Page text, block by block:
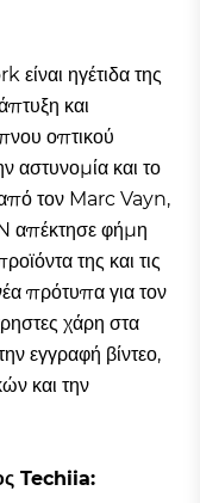
ηγέτιδα της
και
οπτικού
αστυνομία και το
από τον Marc Vayn,
απέκτησε φήμη
της και τις
πρότυπα για τον
χάρη στα
εγγραφή βίντεο,
και την
Techiia: